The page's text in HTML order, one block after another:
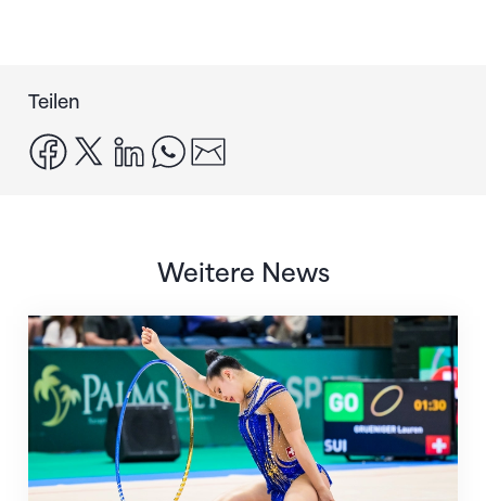
Teilen
facebook
x linkedinwhatsapp
Weitere News
Nächster Halt: Weltmeisterschaft